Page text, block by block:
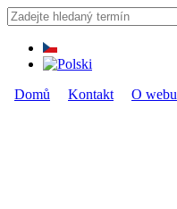
Přejít k hlavnímu obsahu
Vyhledávání
Hledat
Domů Kontakt O webu